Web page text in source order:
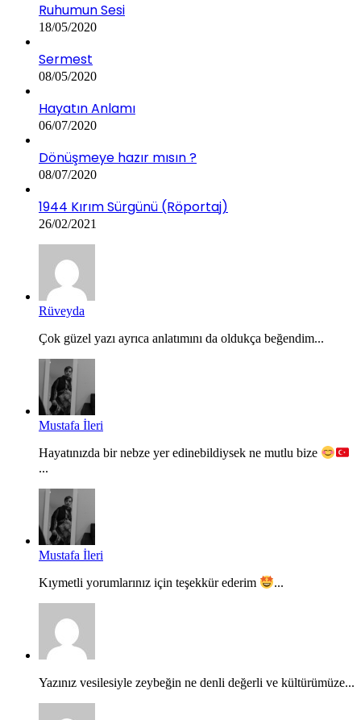
Ruhumun Sesi
18/05/2020
Sermest
08/05/2020
Hayatın Anlamı
06/07/2020
Dönüşmeye hazır mısın ?
08/07/2020
1944 Kırım Sürgünü (Röportaj)
26/02/2021
Rüveyda
Çok güzel yazı ayrıca anlatımını da oldukça beğendim...
Mustafa İleri
Hayatınızda bir nebze yer edinebildiysek ne mutlu bize
...
Mustafa İleri
Kıymetli yorumlarınız için teşekkür ederim ...
Yazınız vesilesiyle zeybeğin ne denli değerli ve kültürümüze...